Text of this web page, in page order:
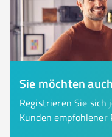
Sie möchten
Registrieren Sie sich
Kunden empfohlener